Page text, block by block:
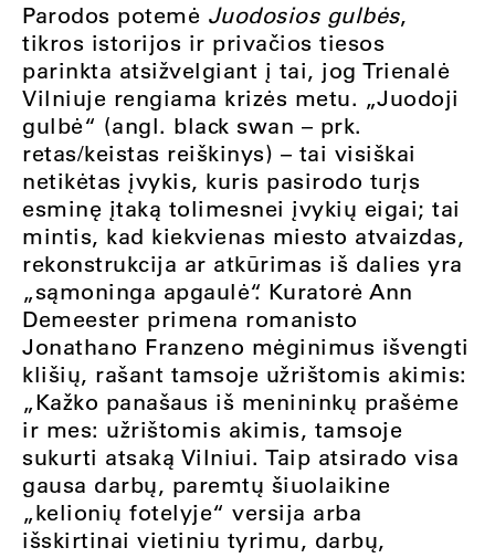
Parodos potemė Juodosios gulbės,
tikros istorijos ir privačios tiesos
parinkta atsižvelgiant į tai, jog Trienalė
Vilniuje rengiama krizės metu. „Juodoji
gulbė“ (angl. black swan – prk.
retas/keistas reiškinys) – tai visiškai
netikėtas įvykis, kuris pasirodo turįs
esminę įtaką tolimesnei įvykių eigai; tai
mintis, kad kiekvienas miesto atvaizdas,
rekonstrukcija ar atkūrimas iš dalies yra
„sąmoninga apgaulė“. Kuratorė Ann
Demeester primena romanisto
Jonathano Franzeno mėginimus išvengti
klišių, rašant tamsoje užrištomis akimis:
„Kažko panašaus iš menininkų prašėme
ir mes: užrištomis akimis, tamsoje
sukurti atsaką Vilniui. Taip atsirado visa
gausa darbų, paremtų šiuolaikine
„kelionių fotelyje“ versija arba
išskirtinai vietiniu tyrimu, darbų,